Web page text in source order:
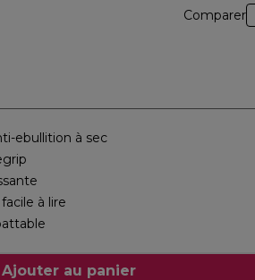
Comparer
ebullition à sec
à lire
Ajouter au panier